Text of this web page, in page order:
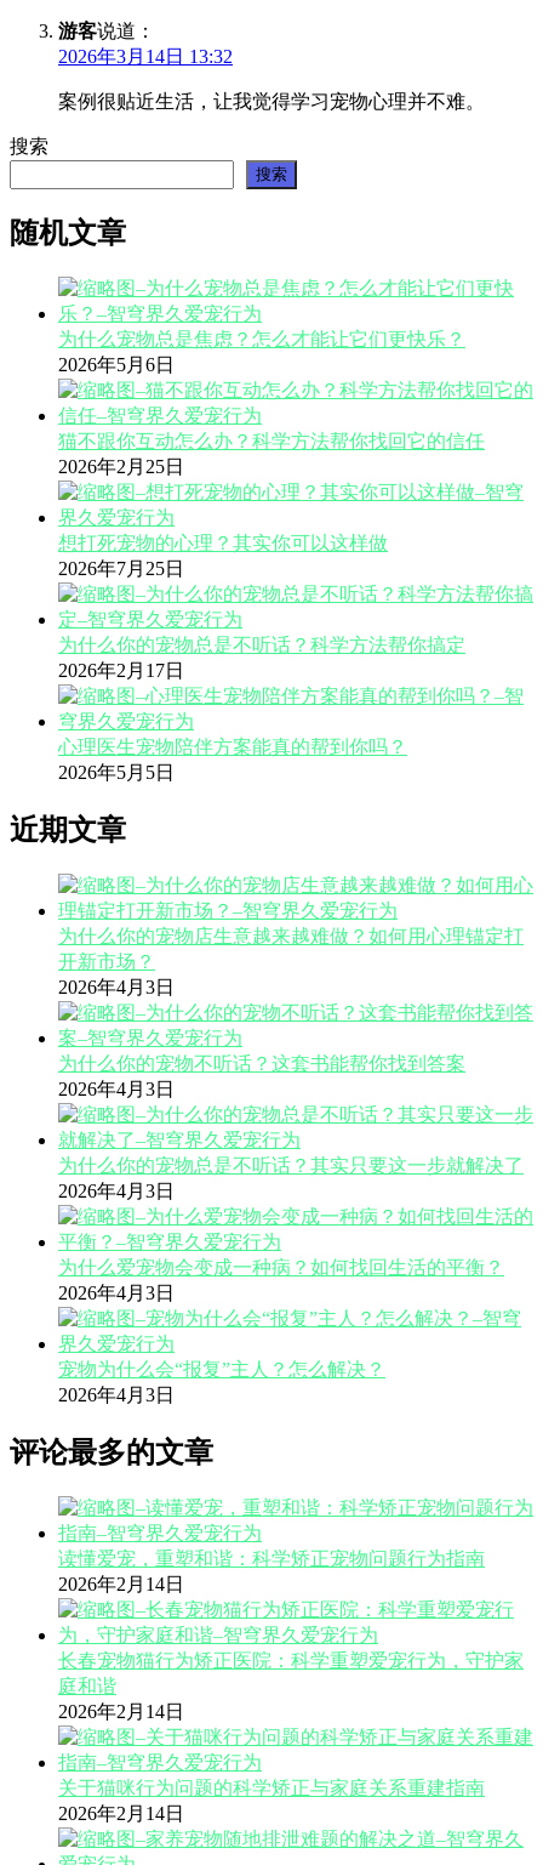
游客说道：
2026年3月14日 13:32
案例很贴近生活，让我觉得学习宠物心理并不难。
搜索
搜索
随机文章
为什么宠物总是焦虑？怎么才能让它们更快乐？
2026年5月6日
猫不跟你互动怎么办？科学方法帮你找回它的信任
2026年2月25日
想打死宠物的心理？其实你可以这样做
2026年7月25日
为什么你的宠物总是不听话？科学方法帮你搞定
2026年2月17日
心理医生宠物陪伴方案能真的帮到你吗？
2026年5月5日
近期文章
为什么你的宠物店生意越来越难做？如何用心理锚定打
开新市场？
2026年4月3日
为什么你的宠物不听话？这套书能帮你找到答案
2026年4月3日
为什么你的宠物总是不听话？其实只要这一步就解决了
2026年4月3日
为什么爱宠物会变成一种病？如何找回生活的平衡？
2026年4月3日
宠物为什么会“报复”主人？怎么解决？
2026年4月3日
评论最多的文章
读懂爱宠，重塑和谐：科学矫正宠物问题行为指南
2026年2月14日
长春宠物猫行为矫正医院：科学重塑爱宠行为，守护家
庭和谐
2026年2月14日
关于猫咪行为问题的科学矫正与家庭关系重建指南
2026年2月14日